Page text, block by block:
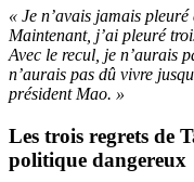
« Je n’avais jamais
Maintenant, j’ai pleuré
Avec le recul, je n’aurais
n’aurais pas dû vivre
président Mao. »
Les trois regrets de
politique dangereux